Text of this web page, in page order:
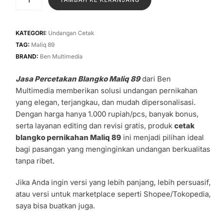
Rp1.400.adalah:
Blangko
Maliq
89
KATEGORI: Undangan Cetak
TAG: Maliq 89
BRAND: Ben Multimedia
Jasa Percetakan Blangko Maliq 89dari Ben
Multimedia memberikan solusi undangan pernikahan
yang elegan, terjangkau, dan mudah dipersonalisasi.
Dengan harga hanya 1.000 rupiah/pcs, banyak bonus,
serta layanan editing dan revisi gratis, produk cetak
blangko pernikahan Maliq 89ini menjadi pilihan ideal
bagi pasangan yang menginginkan undangan berkualitas
tanpa ribet.
Jika Anda ingin versi yang lebih panjang, lebih persuasif,
atau versi untuk marketplace seperti Shopee/Tokopedia,
saya bisa buatkan juga.